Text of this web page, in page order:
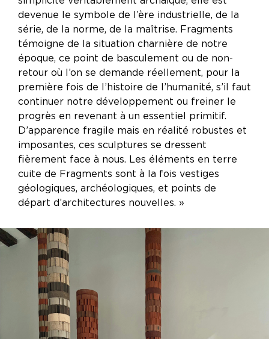
devenue le symbole de l’ère industrielle, de la
série, de la norme, de la maîtrise. Fragments
témoigne de la situation charnière de notre
époque, ce point de basculement ou de non-
retour où l’on se demande réellement, pour la
première fois de l’histoire de l’humanité, s’il faut
continuer notre développement ou freiner le
progrès en revenant à un essentiel primitif.
D’apparence fragile mais en réalité robustes et
imposantes, ces sculptures se dressent
fièrement face à nous. Les éléments en terre
cuite de Fragments sont à la fois vestiges
géologiques, archéologiques, et points de
départ d’architectures nouvelles. »